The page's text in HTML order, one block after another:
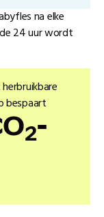
na elke
24 uur wordt
bespaart
2-